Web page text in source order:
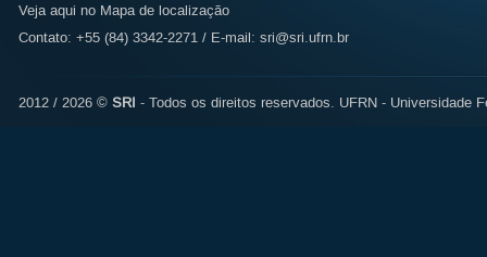
Veja aqui no Mapa de localização
Contato: +55 (84) 3342-2271 / E-mail: sri@sri.ufrn.br
2012 / 2026 © SRI - Todos os direitos reservados. UFRN - Universidade